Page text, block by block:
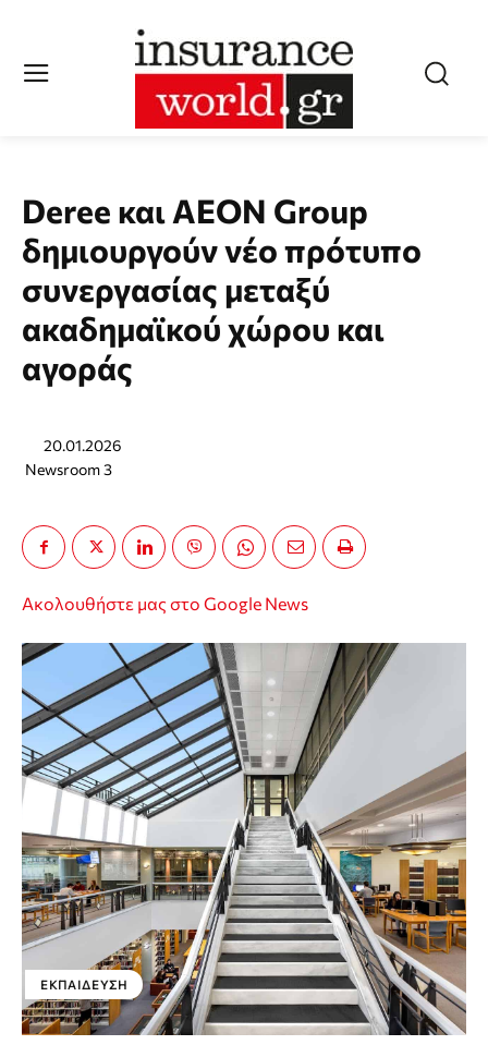
Deree και AEON Group
δημιουργούν νέο πρότυπο
συνεργασίας μεταξύ
ακαδημαϊκού χώρου και
αγοράς
20.01.2026
Newsroom 3
Ακολουθήστε μας στο Google News
ΕΚΠΑΊΔΕΥΣΗ